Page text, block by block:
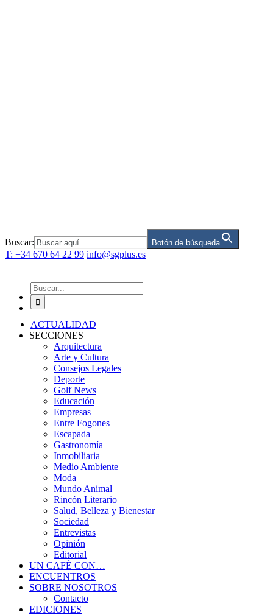
Buscar: Botón de búsqueda
T: +34 670 64 22 99 info@sgplus.es
Buscar:
ACTUALIDAD
SECCIONES
Arquitectura
Arte y Cultura
Consejos Legales
Deporte
Golf News
Educación
Empresas
Entre Fogones
Escapada
Gastronomía
Inmobiliaria
Medio Ambiente
Moda
Mundo Animal
Rincón Literario
Salud, Belleza y Bienestar
Sociedad
Entrevistas
Opinión
Editorial
UN CAFÉ CON…
ENCUENTROS
SOBRE NOSOTROS
Contacto
EDICIONES